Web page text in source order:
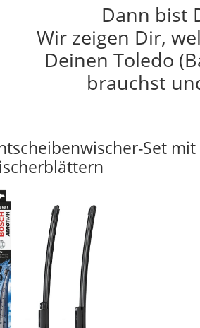
Dann bist
Wir zeigen Dir,
Deinen Toledo
brauchst
Set mit